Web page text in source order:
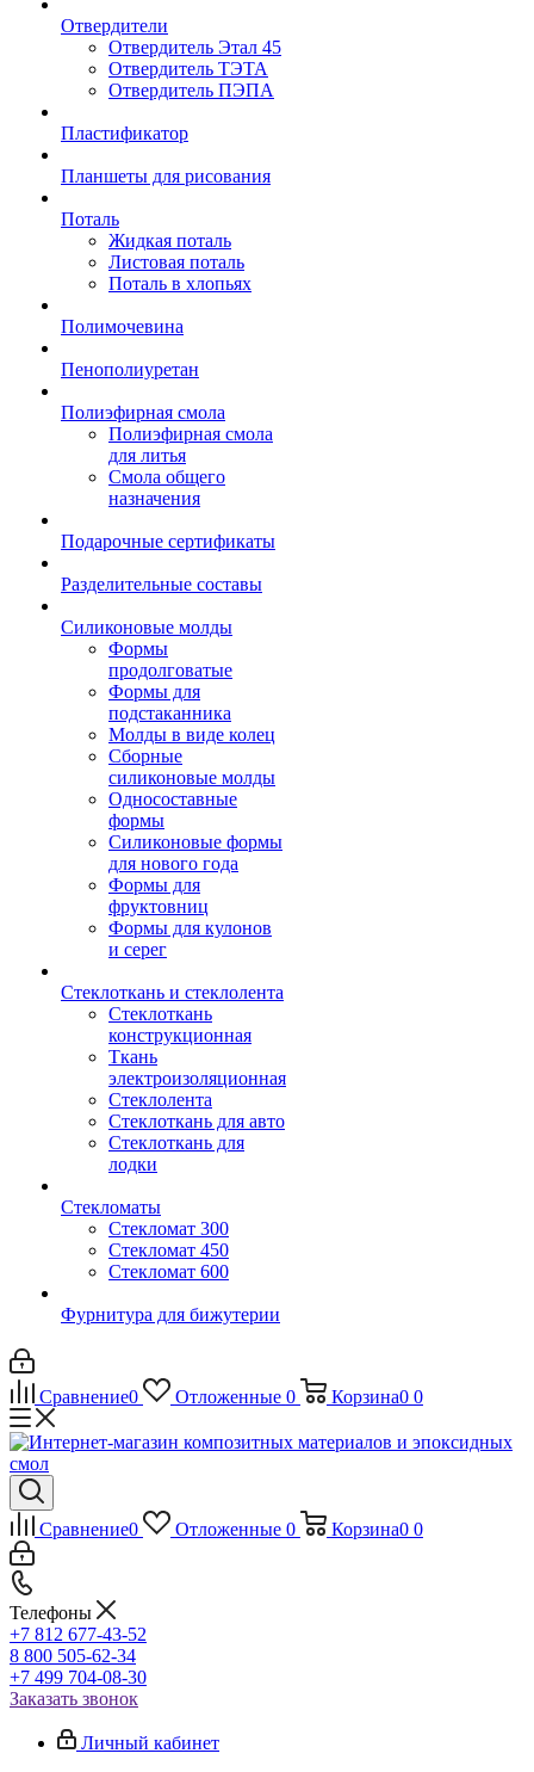
Отвердители
Отвердитель Этал 45
Отвердитель ТЭТА
Отвердитель ПЭПА
Пластификатор
Планшеты для рисования
Поталь
Жидкая поталь
Листовая поталь
Поталь в хлопьях
Полимочевина
Пенополиуретан
Полиэфирная смола
Полиэфирная смола
для литья
Смола общего
назначения
Подарочные сертификаты
Разделительные составы
Силиконовые молды
Формы
продолговатые
Формы для
подстаканника
Молды в виде колец
Сборные
силиконовые молды
Односоставные
формы
Силиконовые формы
для нового года
Формы для
фруктовниц
Формы для кулонов
и серег
Стеклоткань и стеклолента
Стеклоткань
конструкционная
Ткань
электроизоляционная
Стеклолента
Стеклоткань для авто
Стеклоткань для
лодки
Стекломаты
Стекломат 300
Стекломат 450
Стекломат 600
Фурнитура для бижутерии
Сравнение0 Отложенные 0 Корзина0 0
Сравнение0 Отложенные 0 Корзина0 0
Телефоны
+7 812 677-43-52
8 800 505-62-34
+7 499 704-08-30
Заказать звонок
Личный кабинет